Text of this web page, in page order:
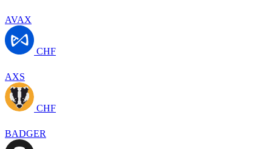
AVAX
CHF
AXS
CHF
BADGER